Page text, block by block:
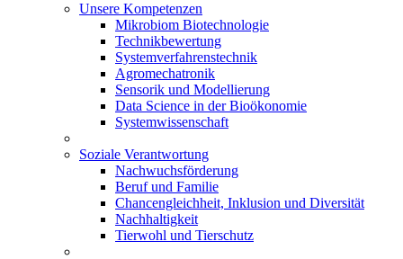
Unsere Kompetenzen
Mikrobiom Biotechnologie
Technikbewertung
Systemverfahrenstechnik
Agromechatronik
Sensorik und Modellierung
Data Science in der Bioökonomie
Systemwissenschaft
Soziale Verantwortung
Nachwuchsförderung
Beruf und Familie
Chancengleichheit, Inklusion und Diversität
Nachhaltigkeit
Tierwohl und Tierschutz